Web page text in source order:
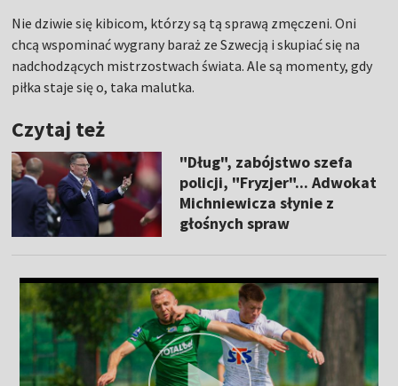
Nie dziwie się kibicom, którzy są tą sprawą zmęczeni. Oni
chcą wspominać wygrany baraż ze Szwecją i skupiać się na
nadchodzących mistrzostwach świata. Ale są momenty, gdy
piłka staje się o, taka malutka.
Czytaj też
"Dług", zabójstwo szefa
policji, "Fryzjer"... Adwokat
Michniewicza słynie z
głośnych spraw